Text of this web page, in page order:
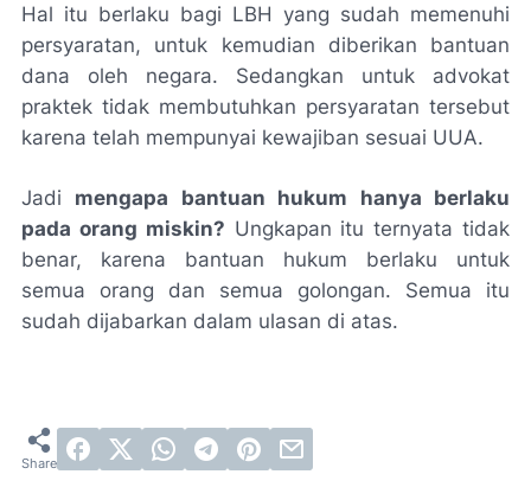
Hal itu berlaku bagi LBH yang sudah memenuhi
persyaratan, untuk kemudian diberikan bantuan
dana oleh negara. Sedangkan untuk advokat
praktek tidak membutuhkan persyaratan tersebut
karena telah mempunyai kewajiban sesuai UUA.
Jadi mengapa bantuan hukum hanya berlaku
pada orang miskin? Ungkapan itu ternyata tidak
benar, karena bantuan hukum berlaku untuk
semua orang dan semua golongan. Semua itu
sudah dijabarkan dalam ulasan di atas.